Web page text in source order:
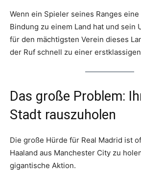
Wenn ein Spieler seines Ranges
Bindung zu einem Land hat und sein
für den mächtigsten Verein dieses
der Ruf schnell zu einer
Das große Problem:
Stadt rauszuholen
Die große Hürde für Real Madrid ist
Haaland aus Manchester City zu
gigantische Aktion.